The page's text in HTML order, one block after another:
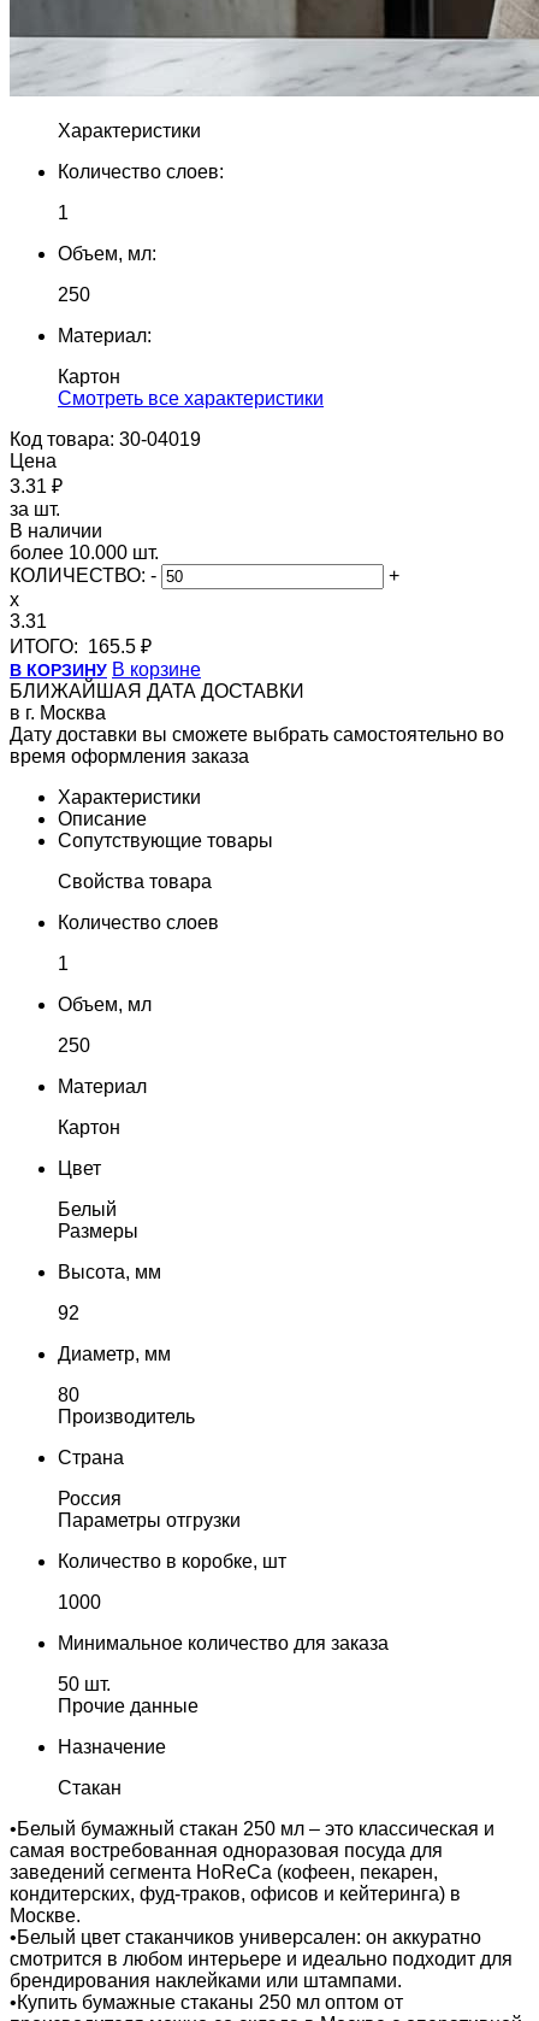
Характеристики
Количество слоев:
1
Объем, мл:
250
Материал:
Картон
Cмотреть все характеристики
Код товара: 30-04019
Цена
3.31 ₽
за шт.
В наличии
более 10.000 шт.
КОЛИЧЕСТВО: -
+
x
3.31
ИТОГО: 165.5 ₽
В КОРЗИНУ В корзине
БЛИЖАЙШАЯ ДАТА ДОСТАВКИ
в г. Москва
Дату доставки вы сможете выбрать самостоятельно во
время оформления заказа
Характеристики
Описание
Сопутствующие товары
Свойства товара
Количество слоев
1
Объем, мл
250
Материал
Картон
Цвет
Белый
Размеры
Высота, мм
92
Диаметр, мм
80
Производитель
Страна
Россия
Параметры отгрузки
Количество в коробке, шт
1000
Минимальное количество для заказа
50 шт.
Прочие данные
Назначение
Стакан
•Белый бумажный стакан 250 мл – это классическая и
самая востребованная одноразовая посуда для
заведений сегмента HoReCa (кофеен, пекарен,
кондитерских, фуд-траков, офисов и кейтеринга) в
Москве.
•Белый цвет стаканчиков универсален: он аккуратно
смотрится в любом интерьере и идеально подходит для
брендирования наклейками или штампами.
•Купить бумажные стаканы 250 мл оптом от